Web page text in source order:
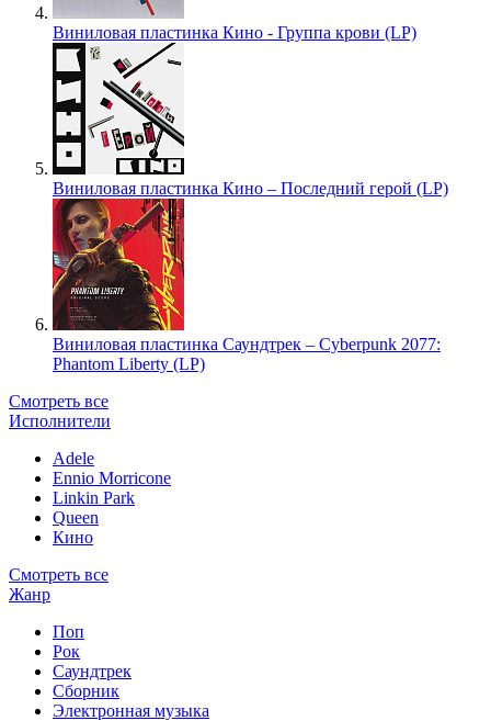
Виниловая пластинка Кино - Группа крови (LP)
Виниловая пластинка Кино – Последний герой (LP)
Виниловая пластинка Саундтрек – Cyberpunk 2077:
Phantom Liberty (LP)
Смотреть все
Исполнители
Adele
Ennio Morricone
Linkin Park
Queen
Кино
Смотреть все
Жанр
Поп
Рок
Саундтрек
Сборник
Электронная музыка